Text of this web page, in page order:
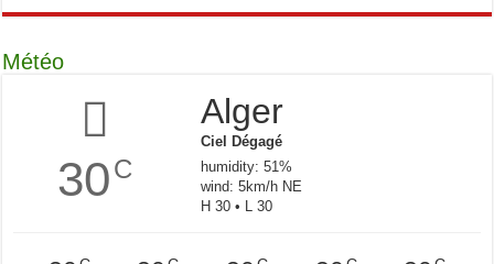
Météo
30C
Alger
Ciel Dégagé
humidity: 51%
wind: 5km/h NE
H 30 • L 30